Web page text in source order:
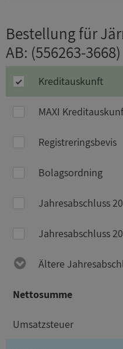
Bestellung für
AB: (556263-3668)
Kreditauskunft
MAXI
Registreringsbevis
Bolagsordning
Jahresabschluss
Jahresabschluss
Ältere
Nettosumme
Umsatzsteuer